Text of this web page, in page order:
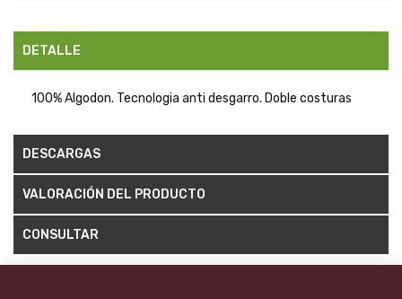
DETALLE
100% Algodon. Tecnologia anti desgarro. Doble costuras
DESCARGAS
VALORACIÓN DEL PRODUCTO
CONSULTAR